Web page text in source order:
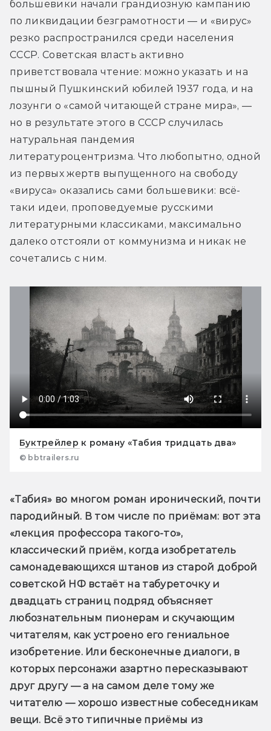
большевики начали грандиозную кампанию
по ликвидации безграмотности — и «вирус»
резко распространился среди населения
СССР. Советская власть активно
приветствовала чтение: можно указать и на
пышный Пушкинский юбилей 1937 года, и на
лозунги о «самой читающей стране мира», —
но в результате этого в СССР случилась
натуральная пандемия
литературоцентризма. Что любопытно, одной
из первых жертв выпущенного на свободу
«вируса» оказались сами большевики: всё-
таки идеи, проповедуемые русскими
литературными классиками, максимально
далеко отстояли от коммунизма и никак не
сочетались с ним.
Буктрейлер к роману «Табия тридцать два»
© bbtrailers.ru
«Табия» во многом роман иронический, почти
пародийный. В том числе по приёмам: вот эта
«лекция профессора такого-то»,
классический приём, когда изобретатель
самонадевающихся штанов из старой доброй
советской НФ встаёт на табуреточку и
двадцать страниц подряд объясняет
любознательным пионерам и скучающим
читателям, как устроено его гениальное
изобретение. Или бесконечные диалоги, в
которых персонажи азартно пересказывают
друг другу — а на самом деле тому же
читателю — хорошо известные собеседникам
вещи. Всё это типичные приёмы из